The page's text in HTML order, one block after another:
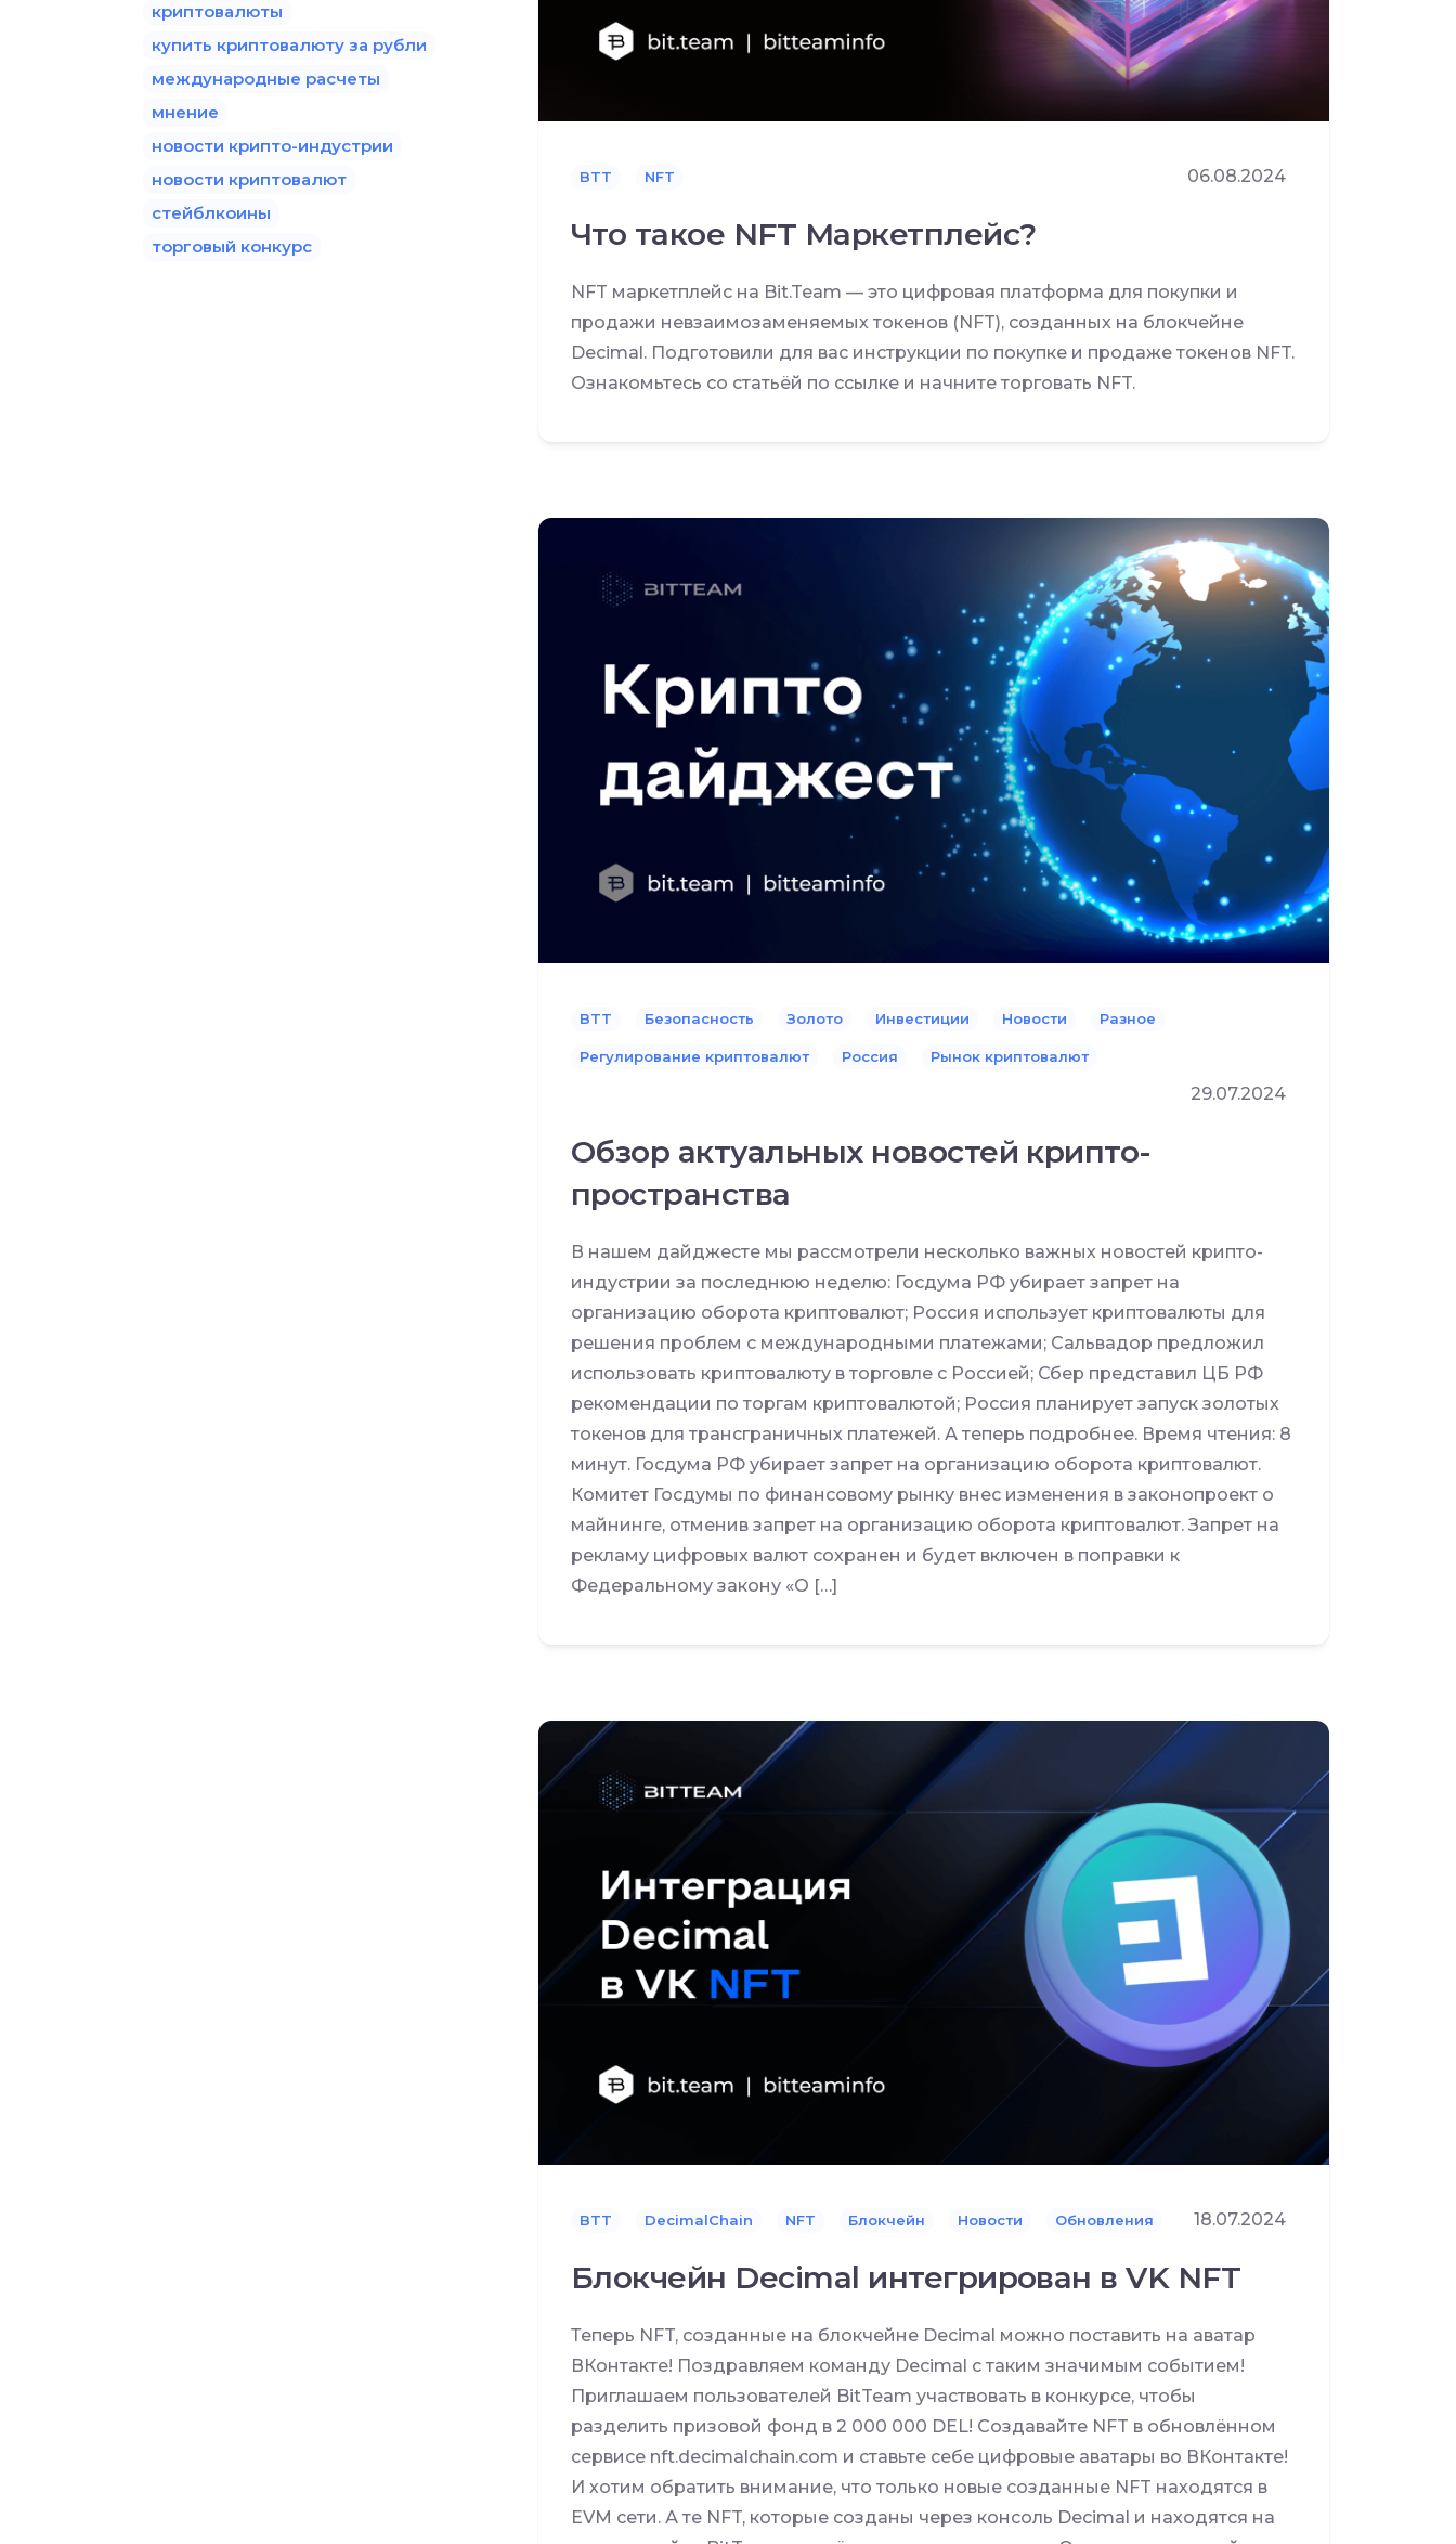
BTT NFT 06.08.2024
Что такое NFT Маркетплейс?
NFT маркетплейс на Bit.Team — это цифровая платформа для покупки и
продажи невзаимозаменяемых токенов (NFT), созданных на блокчейне
Decimal. Подготовили для вас инструкции по покупке и продаже токенов NFT.
Ознакомьтесь со статьёй по ссылке и начните торговать NFT.
BTT Безопасность Золото Инвестиции Новости Разное
Регулирование криптовалют Россия Рынок криптовалют
29.07.2024
Обзор актуальных новостей крипто-
пространства
В нашем дайджесте мы рассмотрели несколько важных новостей крипто-
индустрии за последнюю неделю: Госдума РФ убирает запрет на
организацию оборота криптовалют; Россия использует криптовалюты для
решения проблем с международными платежами; Сальвадор предложил
использовать криптовалюту в торговле с Россией; Сбер представил ЦБ РФ
рекомендации по торгам криптовалютой; Россия планирует запуск золотых
токенов для трансграничных платежей. А теперь подробнее. Время чтения: 8
минут. Госдума РФ убирает запрет на организацию оборота криптовалют.
Комитет Госдумы по финансовому рынку внес изменения в законопроект о
майнинге, отменив запрет на организацию оборота криптовалют. Запрет на
рекламу цифровых валют сохранен и будет включен в поправки к
Федеральному закону «О […]
BTT DecimalChain NFT Блокчейн Новости Обновления 18.07.2024
Блокчейн Decimal интегрирован в VK NFT
Теперь NFT, созданные на блокчейне Decimal можно поставить на аватар
ВКонтакте! Поздравляем команду Decimal с таким значимым событием!
Приглашаем пользователей BitTeam участвовать в конкурсе, чтобы
разделить призовой фонд в 2 000 000 DEL! Создавайте NFT в обновлённом
сервисе nft.decimalchain.com и ставьте себе цифровые аватары во ВКонтакте!
И хотим обратить внимание, что только новые созданные NFT находятся в
EVM сети. А те NFT, которые созданы через консоль Decimal и находятся на
криптовалюты
купить криптовалюту за рубли
международные расчеты
мнение
новости крипто-индустрии
новости криптовалют
стейблкоины
торговый конкурс